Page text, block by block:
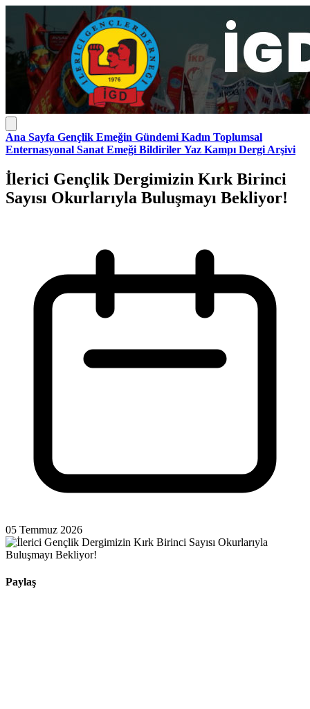
Ana Sayfa Gençlik Emeğin Gündemi Kadın Toplumsal
Enternasyonal Sanat Emeği Bildiriler Yaz Kampı Dergi Arşivi
İlerici Gençlik Dergimizin Kırk Birinci
Sayısı Okurlarıyla Buluşmayı Bekliyor!
05 Temmuz 2026
Paylaş